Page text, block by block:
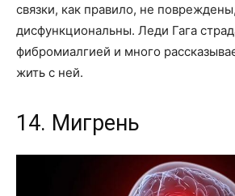
связки, как правило, не
дисфункциональны. Леди Гага
фибромиалгией и много
жить с ней.
14. Мигрень